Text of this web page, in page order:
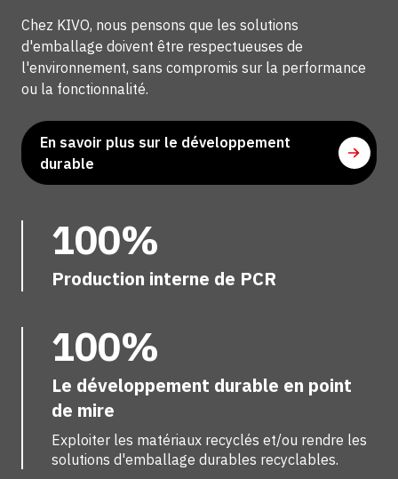
Chez KIVO, nous pensons que les solutions
d'emballage doivent être respectueuses de
l'environnement, sans compromis sur la performance
ou la fonctionnalité.
En savoir plus sur le développement
durable
100%
Production interne de PCR
100%
Le développement durable en point
de mire
Exploiter les matériaux recyclés et/ou rendre les
solutions d'emballage durables recyclables.